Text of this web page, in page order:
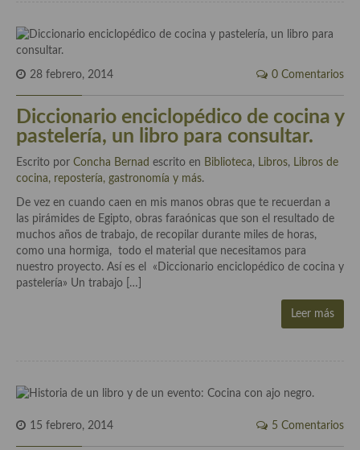
Mojos y pastas
Salsas y mojos
Adobos
Aperitivos
Bocadillos, hamburguesas, sándwich, emparedados, tostas y
demás
Entrantes y primeros platos
Quínoa
28 febrero, 2014 0 Comentarios
Diccionario enciclopédico de cocina y
pastelería, un libro para consultar.
Escrito por Concha Bernad escrito en Biblioteca, Libros, Libros de
cocina, repostería, gastronomía y más.
De vez en cuando caen en mis manos obras que te recuerdan a
las pirámides de Egipto, obras faraónicas que son el resultado de
muchos años de trabajo, de recopilar durante miles de horas,
como una hormiga, todo el material que necesitamos para
nuestro proyecto. Así es el «Diccionario enciclopédico de cocina y
pastelería» Un trabajo […]
Leer más
15 febrero, 2014 5 Comentarios